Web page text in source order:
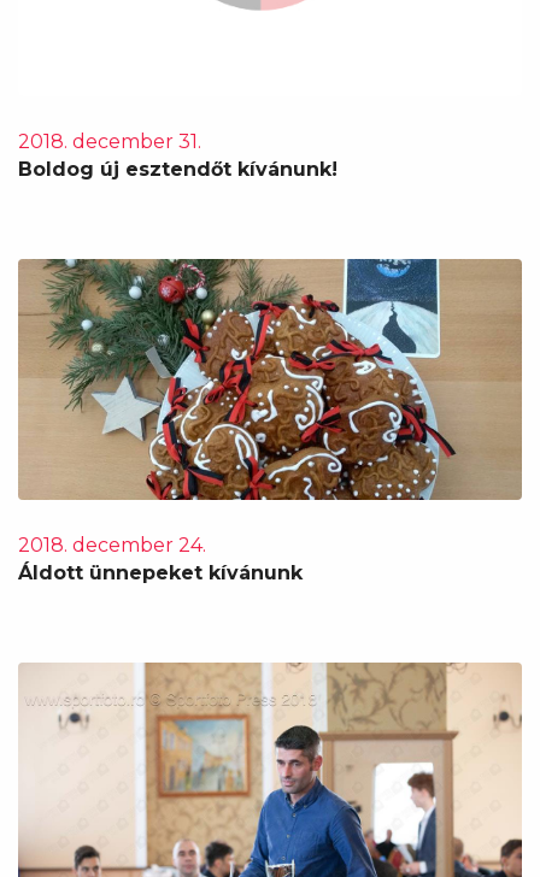
2018. december 31.
Boldog új esztendőt kívánunk!
2018. december 24.
Áldott ünnepeket kívánunk